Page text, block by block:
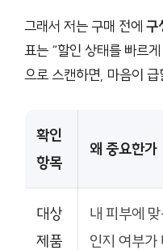
그래서 저는 구매 전에 구
표는 “할인 상태를 빠르
으로 스캔하면, 마음이
확인
항목
왜 중요한가
대상
제품
내 피부에
인지 여부가